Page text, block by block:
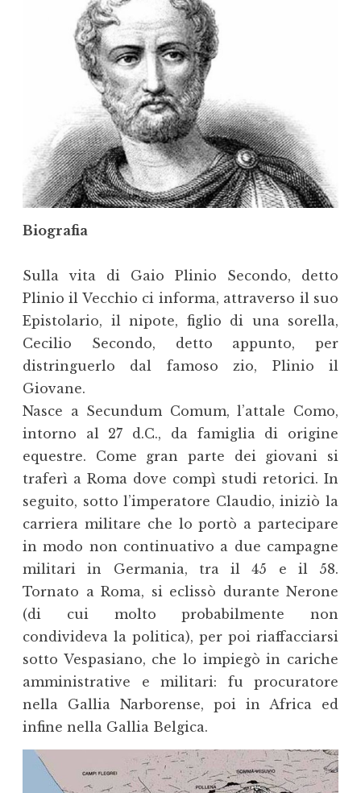
Biografia
Sulla vita di Gaio Plinio Secondo, detto
Plinio il Vecchio ci informa, attraverso il suo
Epistolario, il nipote, figlio di una sorella,
Cecilio Secondo, detto appunto, per
distringuerlo dal famoso zio, Plinio il
Giovane.
Nasce a Secundum Comum, l’attale Como,
intorno al 27 d.C., da famiglia di origine
equestre. Come gran parte dei giovani si
traferì a Roma dove compì studi retorici. In
seguito, sotto l’imperatore Claudio, iniziò la
carriera militare che lo portò a partecipare
in modo non continuativo a due campagne
militari in Germania, tra il 45 e il 58.
Tornato a Roma, si eclissò durante Nerone
(di cui molto probabilmente non
condivideva la politica), per poi riaffacciarsi
sotto Vespasiano, che lo impiegò in cariche
amministrative e militari: fu procuratore
nella Gallia Narborense, poi in Africa ed
infine nella Gallia Belgica.